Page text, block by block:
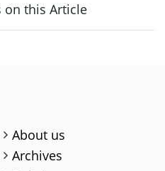
on this Article
About us
Archives